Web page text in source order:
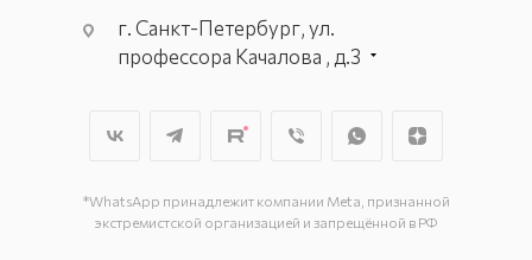
г. Санкт-Петербург, ул.
профессора Качалова , д.3
г. Санкт-Петербург, ул. Балканская,
г. Санкт-Петербург, ул. Мебельная,
д.1, этажи 1,2, секции 119, 119А
*WhatsApp принадлежит компании Meta, признанной
экстремистской организацией и запрещённой в РФ